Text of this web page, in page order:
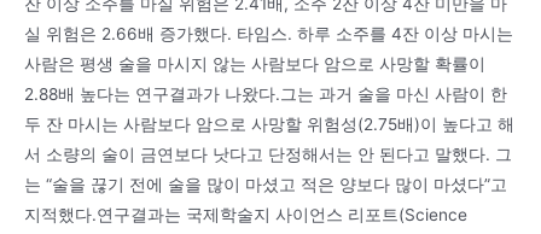
실 위험은 2.66배 증가했다. 타임스. 하루 소주를 4잔 이상 마시는
사람은 평생 술을 마시지 않는 사람보다 암으로 사망할 확률이
2.88배 높다는 연구결과가 나왔다.그는 과거 술을 마신 사람이 한
두 잔 마시는 사람보다 암으로 사망할 위험성(2.75배)이 높다고 해
서 소량의 술이 금연보다 낫다고 단정해서는 안 된다고 말했다. 그
는 “술을 끊기 전에 술을 많이 마셨고 적은 양보다 많이 마셨다”고
지적했다.연구결과는 국제학술지 사이언스 리포트(Science